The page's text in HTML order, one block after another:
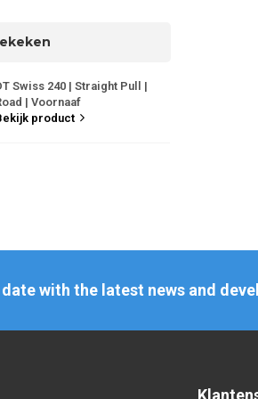
Swiss 240 | Straight Pull |
| Voornaaf
product
with the latest news and